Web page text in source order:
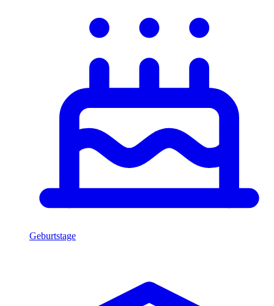
Geburtstage